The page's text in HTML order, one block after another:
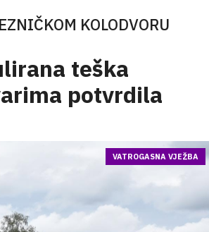
KOLODVORU
teška
potvrdila
VATROGASNA VJEŽBA